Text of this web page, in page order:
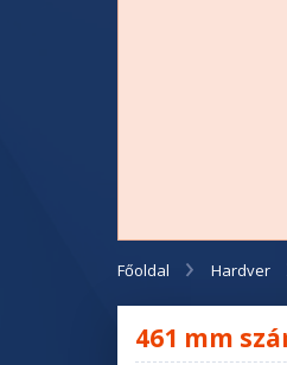
Főoldal Hardver
461 mm